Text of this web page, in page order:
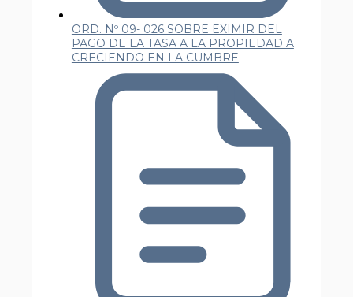
ORD. Nº 09- 026 SOBRE EXIMIR DEL
PAGO DE LA TASA A LA PROPIEDAD A
CRECIENDO EN LA CUMBRE